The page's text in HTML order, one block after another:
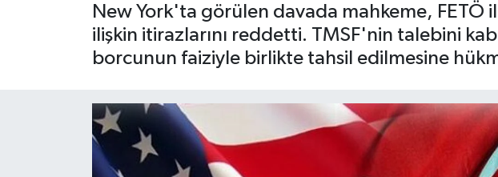
New York'ta görülen davada mahkeme, FETÖ
ilişkin itirazlarını reddetti. TMSF'nin talebini
borcunun faiziyle birlikte tahsil edilmesine
Gündem
Magazin